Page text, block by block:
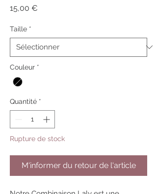
15,00 €
Taille *
Couleur *
Quantité *
Rupture de stock
M'informer du retour de l'article